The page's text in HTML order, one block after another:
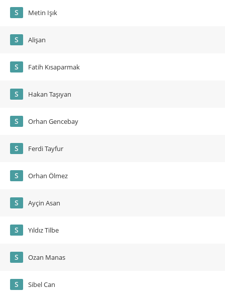
S Metin Işık
S Alişan
S Fatih Kısaparmak
S Hakan Taşıyan
S Orhan Gencebay
S Ferdi Tayfur
S Orhan Ölmez
S Ayçin Asan
S Yıldız Tilbe
S Ozan Manas
S Sibel Can